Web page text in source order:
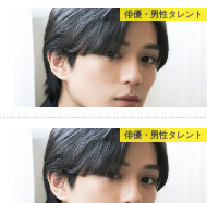
俳優・男性タレント
俳優・男性タレント